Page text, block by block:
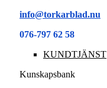
info@torkarblad.nu
076-797 62 58
KUNDTJÄNST
Kunskapsbank